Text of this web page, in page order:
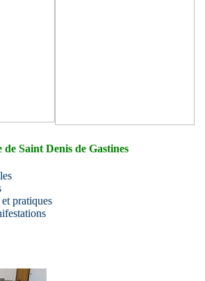
de Saint Denis de Gastines
pratiques